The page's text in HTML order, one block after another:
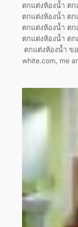
ตกแต่งห้องน้ำ ต
ตกแต่งห้องน้ำ ต
ตกแต่งห้องน้ำ ต
ตกแต่งห้องน้ำ ต
ตกแต่งห้องน้ำ ข
white.com, me